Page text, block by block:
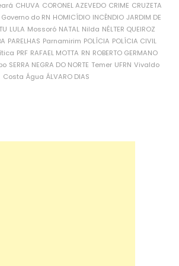
CHUVA CORONEL AZEVEDO CRIME CRUZETA
Governo do RN HOMICÍDIO INCÊNDIO JARDIM DE
LULA Mossoró NATAL Nilda NÉLTER QUEIROZ
PARELHAS Parnamirim POLÍCIA POLÍCIA CIVIL
PRF RAFAEL MOTTA RN ROBERTO GERMANO
SERRA NEGRA DO NORTE Temer UFRN Vivaldo
Costa Água ÁLVARO DIAS